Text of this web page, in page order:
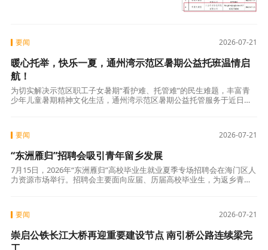
2026-07-21
要闻
暖心托举，快乐一夏，通州湾示范区暑期公益托班温情启
航！
为切实解决示范区职工子女暑期“看护难、托管难”的民生难题，丰富青
少年儿童暑期精神文化生活，通州湾示范区暑期公益托管服务于近日正
2026-07-21
要闻
“东洲雁归”招聘会吸引青年留乡发展
7月15日，2026年“东洲雁归”高校毕业生就业夏季专场招聘会在海门区人
力资源市场举行。招聘会主要面向应届、历届高校毕业生，为返乡青年
2026-07-21
要闻
崇启公铁长江大桥再迎重要建设节点 南引桥公路连续梁完